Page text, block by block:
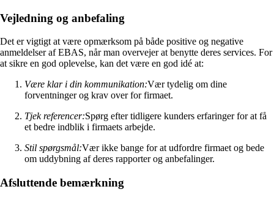
Vejledning og anbefaling
Det er vigtigt at være opmærksom på både positive og negative
anmeldelser af EBAS, når man overvejer at benytte deres services. For
at sikre en god oplevelse, kan det være en god idé at:
Være klar i din kommunikation:Vær tydelig om dine
forventninger og krav over for firmaet.
Tjek referencer:Spørg efter tidligere kunders erfaringer for at få
et bedre indblik i firmaets arbejde.
Stil spørgsmål:Vær ikke bange for at udfordre firmaet og bede
om uddybning af deres rapporter og anbefalinger.
Afsluttende bemærkning